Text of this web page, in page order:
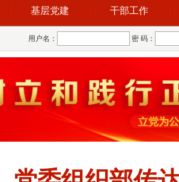
基层党建 干部工作
用户名： 密 码：